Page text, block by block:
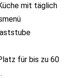
mit täglich
für bis zu 60